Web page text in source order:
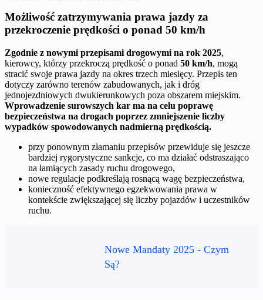
Możliwość zatrzymywania prawa jazdy za
przekroczenie prędkości o ponad 50 km/h
Zgodnie z nowymi przepisami drogowymi na rok 2025,
kierowcy, którzy przekroczą prędkość o ponad 50 km/h, mogą
stracić swoje prawa jazdy na okres trzech miesięcy. Przepis ten
dotyczy zarówno terenów zabudowanych, jak i dróg
jednojezdniowych dwukierunkowych poza obszarem miejskim.
Wprowadzenie surowszych kar ma na celu poprawę
bezpieczeństwa na drogach poprzez zmniejszenie liczby
wypadków spowodowanych nadmierną prędkością.
przy ponownym złamaniu przepisów przewiduje się jeszcze
bardziej rygorystyczne sankcje, co ma działać odstraszająco
na łamiących zasady ruchu drogowego,
nowe regulacje podkreślają rosnącą wagę bezpieczeństwa,
konieczność efektywnego egzekwowania prawa w
kontekście zwiększającej się liczby pojazdów i uczestników
ruchu.
Nowe Mandaty 2025 - Czym
Są?